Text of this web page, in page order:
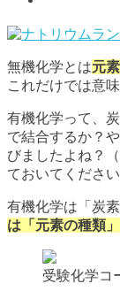
無機化学とは元
これだけでは意
有機化学って、
で結合するか？
びましたよね？
ておいてください
有機化学は「炭
は「元素の種類
受験化学コ